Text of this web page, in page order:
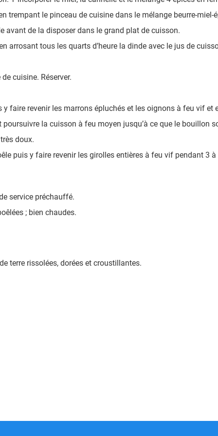
trempant le pinceau de cuisine dans le mélange beurre-miel-
avant de la disposer dans le grand plat de cuisson.
arrosant tous les quarts d’heure la dinde avec le jus de
cuisine. Réserver.
faire revenir les marrons épluchés et les oignons à feu vif et
la cuisson à feu moyen jusqu’à ce que le bouillon
doux.
puis y faire revenir les girolles entières à feu vif pendant 3
service préchauffé.
; bien chaudes.
terre rissolées, dorées et croustillantes.